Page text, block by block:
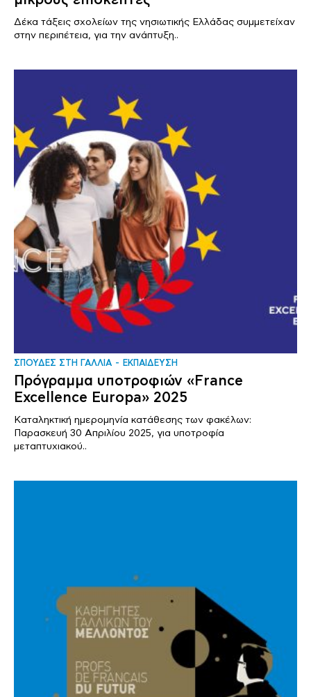
Δέκα τάξεις σχολείων της νησιωτικής Ελλάδας συμμετείχαν
στην περιπέτεια, για την ανάπτυξη..
ΣΠΟΥΔΕΣ ΣΤΗ ΓΑΛΛΙΑ ΕΚΠΑΙΔΕΥΣΗ
Πρόγραμμα υποτροφιών «France
Excellence Europa» 2025
Καταληκτική ημερομηνία κατάθεσης των φακέλων:
Παρασκευή 30 Απριλίου 2025, για υποτροφία
μεταπτυχιακού..